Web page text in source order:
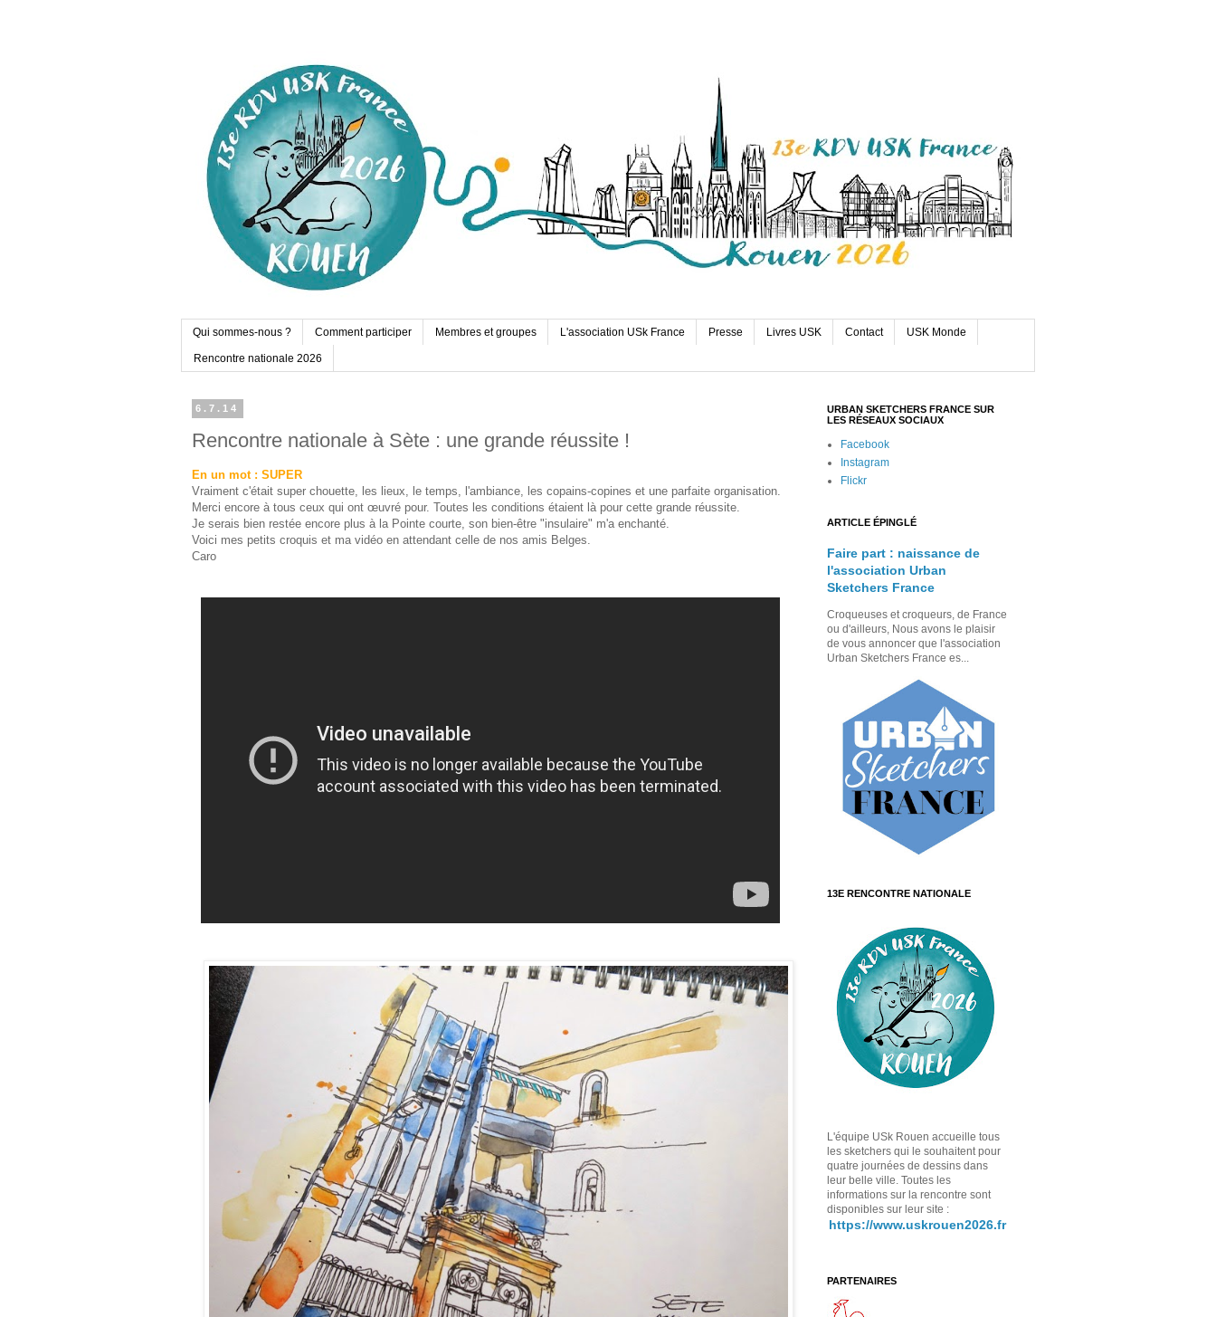
Qui sommes-nous ? Comment participer Membres et groupes L'association USk France Presse Livres USK Contact USK Monde
Rencontre nationale 2026
6.7.14
Rencontre nationale à Sète : une grande réussite !
En un mot : SUPER
Vraiment c'était super chouette, les lieux, le temps, l'ambiance, les copains-copines et une parfaite organisation.
Merci encore à tous ceux qui ont œuvré pour. Toutes les conditions étaient là pour cette grande réussite.
Je serais bien restée encore plus à la Pointe courte, son bien-être "insulaire" m'a enchanté.
Voici mes petits croquis et ma vidéo en attendant celle de nos amis Belges.
Caro
URBAN SKETCHERS FRANCE SUR
LES RÉSEAUX SOCIAUX
Facebook
Instagram
Flickr
ARTICLE ÉPINGLÉ
Faire part : naissance de
l'association Urban
Sketchers France
Croqueuses et croqueurs, de France
ou d'ailleurs, Nous avons le plaisir
de vous annoncer que l'association
Urban Sketchers France es...
13E RENCONTRE NATIONALE
L'équipe USk Rouen accueille tous
les sketchers qui le souhaitent pour
quatre journées de dessins dans
leur belle ville. Toutes les
informations sur la rencontre sont
disponibles sur leur site :
https://www.uskrouen2026.fr
PARTENAIRES